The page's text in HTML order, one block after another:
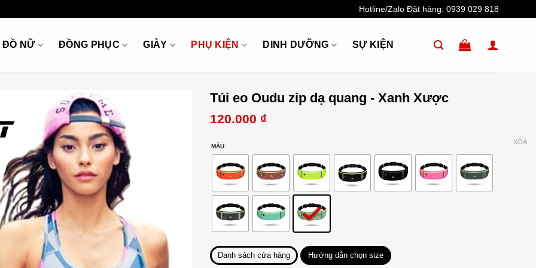
Hotline/Zalo Đặt hàng: 0939 029 818
ĐỒ NỮ ĐỒNG PHỤC GIÀY PHỤ KIỆN DINH DƯỠNG SỰ KIỆN
Túi eo Oudu zip dạ quang - Xanh Xược
120.000 ₫
MÀU
XÓA
Danh sách cửa hàng Hướng dẫn chọn size